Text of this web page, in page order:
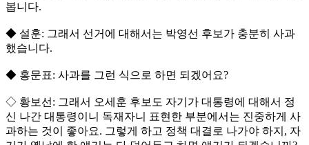
봅니다.
◆ 설훈: 그래서 선거에 대해서는 박영선 후보가 충분히 사과
했습니다.
◆ 홍문표: 사과를 그런 식으로 하면 되겠어요?
◇ 황보선: 그래서 오세훈 후보도 자기가 대통령에 대해서 정
신 나간 대통령이니 독재자니 표현한 부분에서는 진중하게 사
과하는 것이 좋아요. 그렇게 하고 정책 대결로 나가야 하지, 자